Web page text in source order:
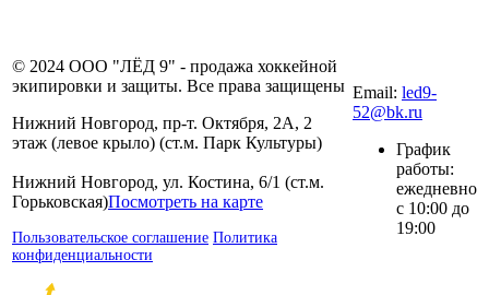
© 2024 ООО "ЛЁД 9" - продажа хоккейной
экипировки и защиты. Все права защищены
Нижний Новгород, пр-т. Октября, 2А, 2
этаж (левое крыло) (ст.м. Парк Культуры)
Нижний Новгород, ул. Костина, 6/1 (ст.м.
Горьковская)Посмотреть на карте
Пользовательское соглашение Политика
конфиденциальности
Email: led9-
52@bk.ru
График
работы:
ежедневно
с 10:00 до
19:00